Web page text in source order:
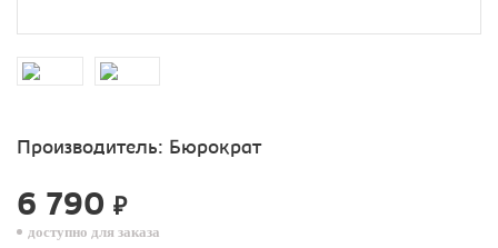
Производитель: Бюрократ
6 790 ₽
доступно для заказа